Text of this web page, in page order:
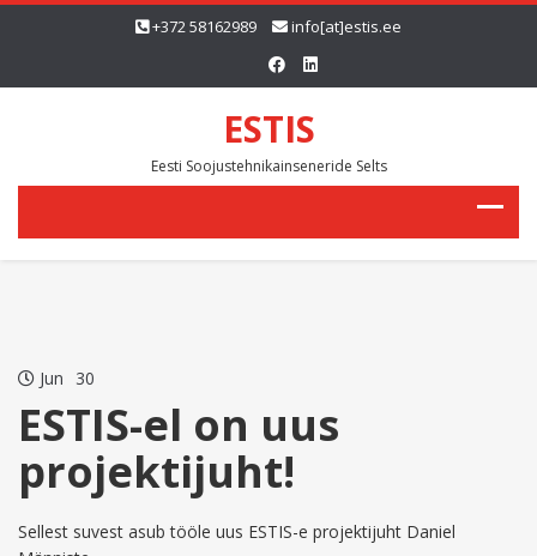
+372 58162989 info[at]estis.ee
ESTIS
Eesti Soojustehnikainseneride Selts
Jun 30
ESTIS-el on uus
projektijuht!
Sellest suvest asub tööle uus ESTIS-e projektijuht Daniel